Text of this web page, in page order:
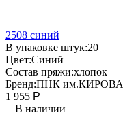
2508 синий
В упаковке штук:20
Цвет:Синий
Состав пряжи:хлопок
Бренд:ПНК им.КИРОВА
1 955 Р
В наличии